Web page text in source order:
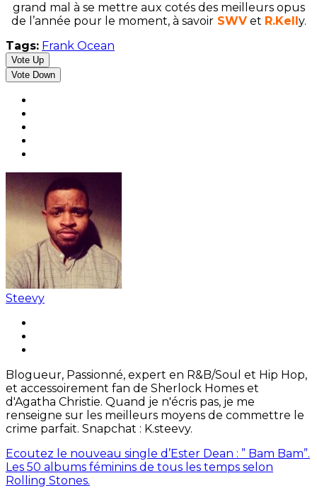
grand mal à se mettre aux cotés des meilleurs opus
de l’année pour le moment, à savoirSWVet R.Kelly.
Tags: Frank Ocean
Vote Up
Vote Down
Steevy
Blogueur, Passionné, expert en R&B/Soul et Hip Hop,
et accessoirement fan de Sherlock Homes et
d'Agatha Christie. Quand je n'écris pas, je me
renseigne sur les meilleurs moyens de commettre le
crime parfait. Snapchat : K.steevy.
Ecoutez le nouveau single d’Ester Dean : ” Bam Bam”.
Les 50 albums féminins de tous les temps selon
Rolling Stones.